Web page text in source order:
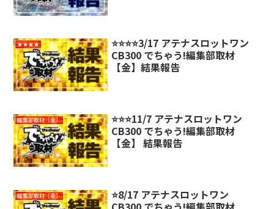
★★★★
⭐️⭐️⭐️⭐️3/17 アテナスロットワン
CB300 でちゃう!編集部取材
【金】結果報告
編集部取材［金］
⭐️⭐️⭐️11/7 アテナスロットワン
CB300 でちゃう!編集部取材
【金】 結果報告
編集部取材［金］
⭐️8/17 アテナスロットワン